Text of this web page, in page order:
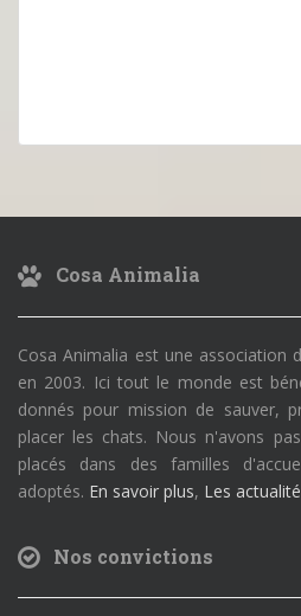
Cosa Animalia
Cosa Animalia est une association
en 2003. Ici tout le monde est
donnés pour mission de sauver,
placer les chats. Nous n'avons
placés dans des familles
adoptés. En savoir plus, Les
Nos convictions